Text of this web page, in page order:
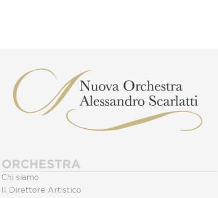
ORCHESTRA
Chi siamo
Il Direttore Artistico